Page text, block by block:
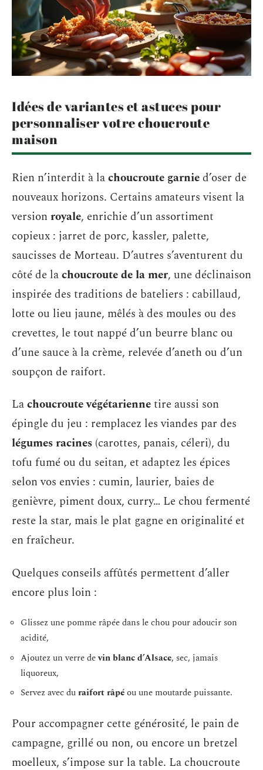
Idées de variantes et astuces pour
personnaliser votre choucroute
maison
Rien n’interdit à lachoucroute garnied’oser de
nouveaux horizons. Certains amateurs visent la
versionroyale, enrichie d’un assortiment
copieux : jarret de porc, kassler, palette,
saucisses de Morteau. D’autres s’aventurent du
côté de lachoucroute de la mer, une déclinaison
inspirée des traditions de bateliers : cabillaud,
lotte ou lieu jaune, mêlés à des moules ou des
crevettes, le tout nappé d’un beurre blanc ou
d’une sauce à la crème, relevée d’aneth ou d’un
soupçon de raifort.
Lachoucroute végétariennetire aussi son
épingle du jeu : remplacez les viandes par des
légumes racines (carottes, panais, céleri), du
tofu fumé ou du seitan, et adaptez les épices
selon vos envies : cumin, laurier, baies de
genièvre, piment doux, curry… Le chou fermenté
reste la star, mais le plat gagne en originalité et
en fraîcheur.
Quelques conseils affûtés permettent d’aller
encore plus loin :
Glissez une pomme râpée dans le chou pour adoucir son
acidité,
Ajoutez un verre devin blanc d’Alsace, sec, jamais
liquoreux,
Servez avec duraifort râpéou une moutarde puissante.
Pour accompagner cette générosité, le pain de
campagne, grillé ou non, ou encore un bretzel
moelleux, s’impose sur la table. La choucroute